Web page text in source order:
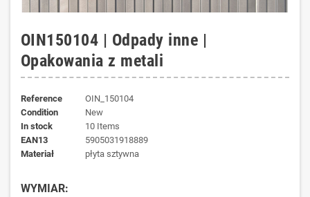
OIN150104 | Odpady inne |
Opakowania z metali
Reference
OIN_150104
Condition
New
In stock
10 Items
EAN13
5905031918889
materiał
płyta sztywna
WYMIAR: